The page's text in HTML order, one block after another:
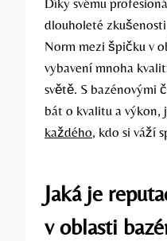
Díky svému
dlouholeté
Norm mezi špičku v
vybavení mnoha
světě. S bazénovými
bát o kvalitu a výkon,
každého, kdo si váží
Jaká je
v oblasti